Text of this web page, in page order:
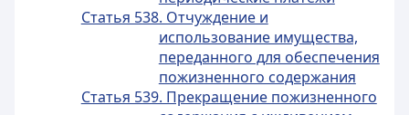
Статья 538. Отчуждение и
использование имущества,
переданного для обеспечения
пожизненного содержания
Статья 539. Прекращение пожизненного